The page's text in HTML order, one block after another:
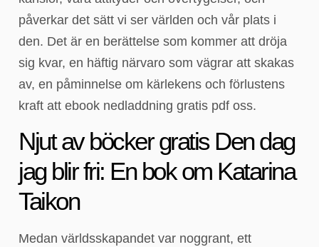
påverkar det sätt vi ser världen och vår plats i
den. Det är en berättelse som kommer att dröja
sig kvar, en häftig närvaro som vägrar att skakas
av, en påminnelse om kärlekens och förlustens
kraft att ebook nedladdning gratis pdf oss.
Njut av böcker gratis Den dag
jag blir fri: En bok om Katarina
Taikon
Medan världsskapandet var noggrant, ett